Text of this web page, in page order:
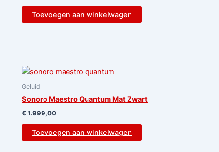
Toevoegen aan winkelwagen
Geluid
Sonoro Maestro Quantum Mat Zwart
€ 1.999,00
Toevoegen aan winkelwagen